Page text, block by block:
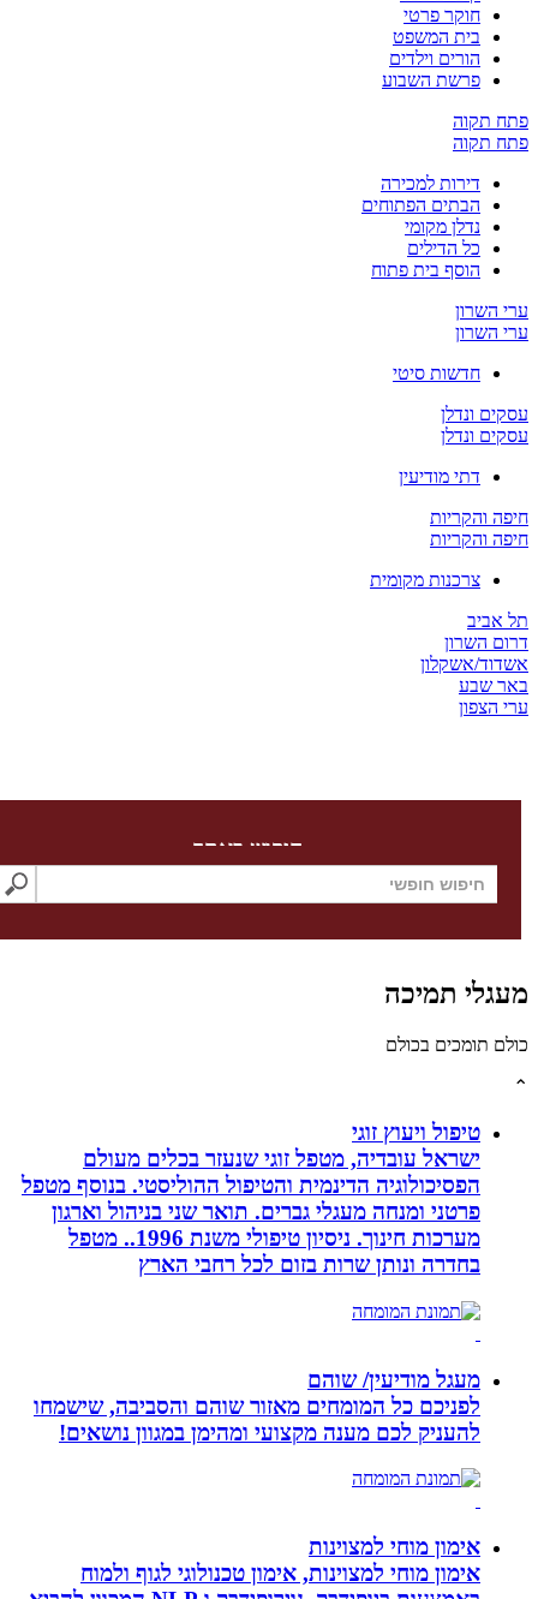
חוקר פרטי
בית המשפט
הורים וילדים
פרשת השבוע
תקוה
תקוה
דירות למכירה
הבתים הפתוחים
נדלן מקומי
כל הדילים
הוסף בית פתוח
השרון
השרון
חדשות סיטי
ונדלן
ונדלן
דתי מודיעין
והקריות
והקריות
צרכנות מקומית
אביב
השרון
אשקלון
שבע
הצפון
חיפוש באתר
תמיכה
תומכים בכולם
טיפול ויעוץ זוגי
ישראל עובדיה, מטפל זוגי שנעזר בכלים מעולם
הפסיכולוגיה הדינמית והטיפול ההוליסטי. בנוסף מטפל
פרטני ומנחה מעגלי גברים. תואר שני בניהול וארגון
מערכות חינוך. ניסיון טיפולי משנת 1996.. מטפל
בחדרה ונותן שרות בזום לכל רחבי הארץ
מעגל מודיעין/ שוהם
לפניכם כל המומחים מאזור שוהם והסביבה, שישמחו
להעניק לכם מענה מקצועי ומהימן במגוון נושאים!
אימון מוחי למצוינות
אימון מוחי למצוינות, אימון טכנולוגי לגוף ולמוח